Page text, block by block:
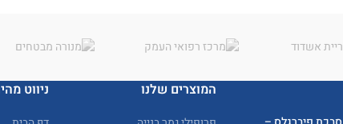
המוצרים שלנו ניווט